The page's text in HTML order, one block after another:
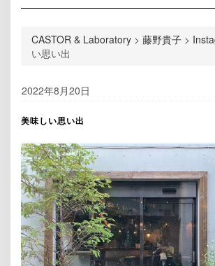
CASTOR & Laboratory > 藤野貴子 >
い思い出
2022年8月20日
美味しい思い出